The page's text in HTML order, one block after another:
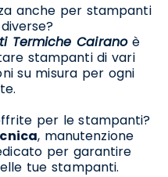
anche per stampanti
Termiche Cairanoè
stampanti di vari
su misura per ogni
per le stampanti?
, manutenzione
per garantire
tue stampanti.